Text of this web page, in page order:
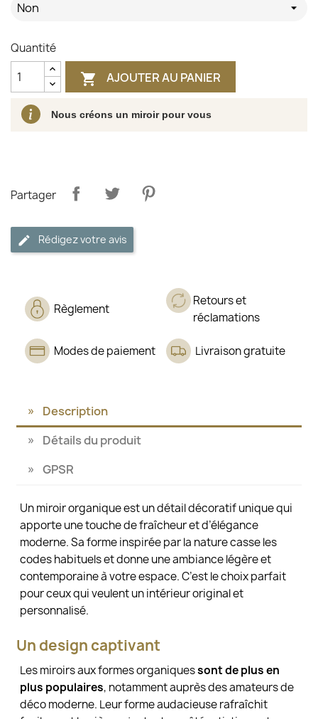
Non
Quantité
 AJOUTER AU PANIER
Nous créons un miroir pour vous
Partager
Rédigez votre avis
Règlement
Retours et
réclamations
Modes de paiement Livraison gratuite
Description
Détails du produit
GPSR
Un miroir organique est un détail décoratif unique qui
apporte une touche de fraîcheur et d’élégance
moderne. Sa forme inspirée par la nature casse les
codes habituels et donne une ambiance légère et
contemporaine à votre espace. C’est le choix parfait
pour ceux qui veulent un intérieur original et
personnalisé.
Un design captivant
Les miroirs aux formes organiquessont de plus en
plus populaires, notamment auprès des amateurs de
déco moderne. Leur forme audacieuse rafraîchit